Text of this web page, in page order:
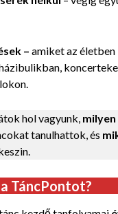
– amiket az életben
hol vagyunk, milyen
tanulhattok, és
TáncPontot?